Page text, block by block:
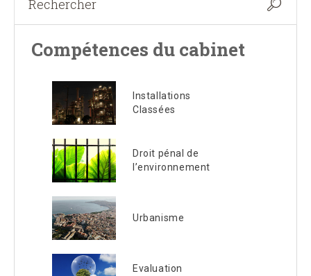
Compétences du cabinet
Installations
Classées
Droit pénal de
l’environnement
Urbanisme
Evaluation